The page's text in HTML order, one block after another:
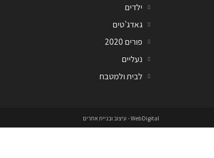
ילדים
גאדג'טים
פורים 2020
נעליים
לבית ולמטבח
WebDigital- עיצוב ובניית אתרים